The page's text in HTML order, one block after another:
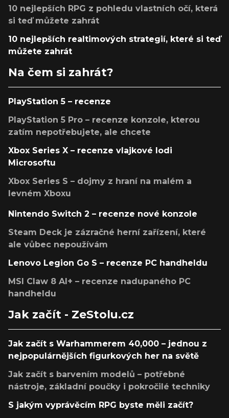
10 nejlepších RPG z pohledu vlastních očí, která
si teď můžete zahrát
10 nejlepších realtimových strategií, které si teď
můžete zahrát
Na čem si zahrát?
PlayStation 5 – recenze
PlayStation 5 Pro – recenze konzole, kterou
zatím nepotřebujete, ale chcete
Xbox Series X – recenze vlajkové lodi
Microsoftu
Xbox Series S – dojmy z hraní na malém a
levném Xboxu
Nintendo Switch 2 – recenze nové konzole
Steam Deck je zázračné herní zařízení, které
ale vůbec nepoužívám
Lenovo Legion Go S – recenze PC handheldu
MSI Claw 8 AI+ – recenze nadupaného PC
handheldu
Jak začít - ZeStolu.cz
Jak začít s Warhammerem 40,000 – jednou z
nejpopulárnějších figurkových her na světě
Jak začít s barvením modelů – potřebné
nástroje, základní poučky i pokročilé techniky
S jakým vyprávěcím RPG byste měli začít?